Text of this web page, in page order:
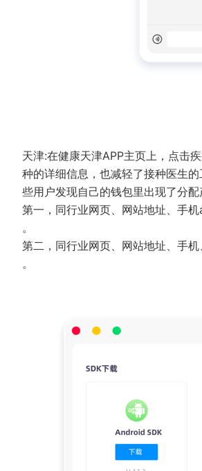
天津:在健康天津APP主页上，点击
种的详细信息，也减轻了接种医生
些用户发现自己的钱包里出现了分
第一，同行业网页、网站地址、手
。
第二，同行业网页、网站地址、手
。